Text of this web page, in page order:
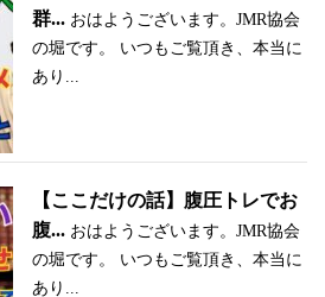
群... おはようございます。JMR協会
の堀です。 いつもご覧頂き、本当に
あり...
【ここだけの話】腹圧トレでお
腹... おはようございます。JMR協会
の堀です。 いつもご覧頂き、本当に
あり...